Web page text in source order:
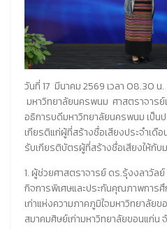
วันที่ 17 มีนาคม 2569 เวลา 08.30
มหาวิทยาลัยนครพนม ศาสตราจา
อธิการบดีมหาวิทยาลัยนครพนม เป็น
เกียรติแก่ผู้ที่สร้างชื่อเสียงประจำเดื
รับเกียรติบัตรผู้ที่สร้างชื่อเสียงให้กั
1. ผู้ช่วยศาสตราจารย์ ดร.รุ้งงลาวัล
กิจการพิเศษและประกันคุณภาพการศึ
เก่าแห่งความภาคภูมิใจมหาวิทยาลัย
สมาคมศิษย์เก่ามหาวิทยาลัยขอนแก่น